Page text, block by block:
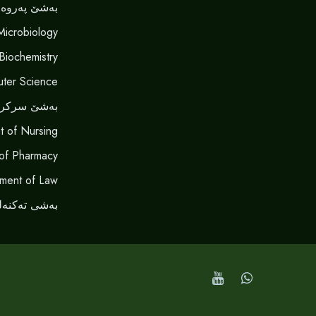
بەشێ
Science
بەشێ
of Nursing
Pharmacy
of Law
بەشی